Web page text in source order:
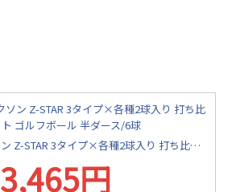
ダンロップ スリクソン Z-STAR 3タイプ×各種2球入り 打ち比べセット ゴルフボール 半ダース/6球
3,465円